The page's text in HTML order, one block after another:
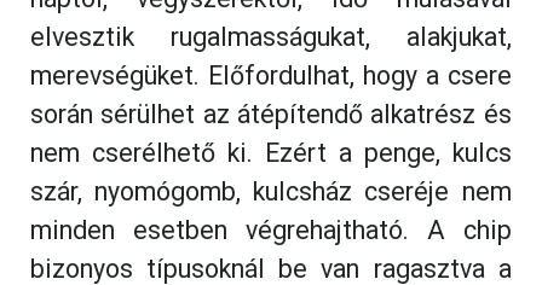
elvesztik rugalmasságukat, alakjukat,
merevségüket. Előfordulhat, hogy a csere
során sérülhet az átépítendő alkatrész és
nem cserélhető ki. Ezért a penge, kulcs
szár, nyomógomb, kulcsház cseréje nem
minden esetben végrehajtható. A chip
bizonyos típusoknál be van ragasztva a